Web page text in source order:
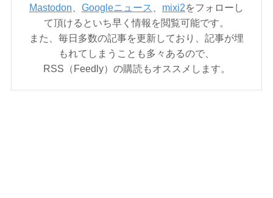
Mastodon
Googleニュース mixi2をフォローし
て頂けるといち早く情報を閲覧可能です。
また、毎日多数の記事を更新しており、記事が埋
もれてしまうことも多々あるので、
RSS（Feedly）の購読もオススメします。